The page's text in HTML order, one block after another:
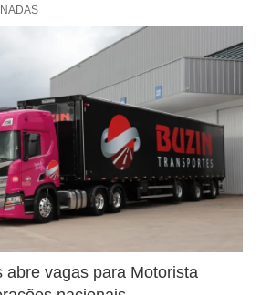
abre vagas para Motorista